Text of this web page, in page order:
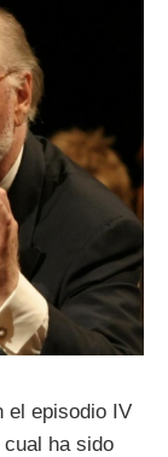
el episodio IV
ha sido